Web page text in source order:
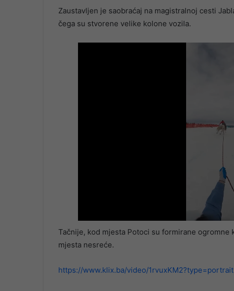
Zaustavljen je saobraćaj na magistralnoj cesti
čega su stvorene velike kolone vozila.
Tačnije, kod mjesta Potoci su formirane
mjesta nesreće.
https://www.klix.ba/video/1rvuxKM2?type=portrait